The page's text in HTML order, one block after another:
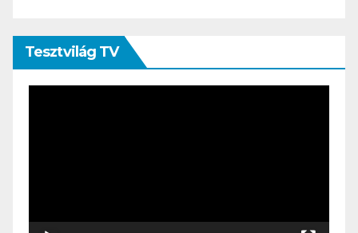
Tesztvilág TV